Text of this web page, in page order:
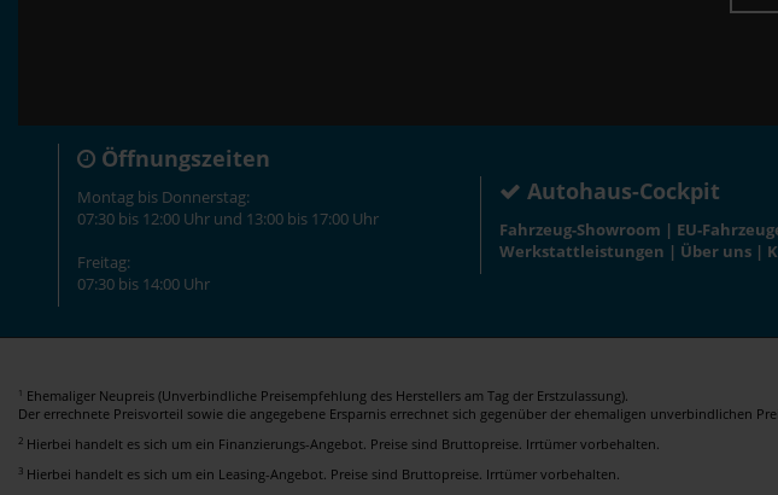
Öffnungszeiten
Montag bis Donnerstag:
07:30 bis 12:00 Uhr und 13:00 bis 17:00 Uhr
Freitag:
07:30 bis 14:00 Uhr
Autohaus-Cockpit
Fahrzeug-Showroom | EU-
Werkstattleistungen | Über uns |
1 Ehemaliger Neupreis (Unverbindliche Preisempfehlung des Herstellers am Tag der Erstzulassung).
Der errechnete Preisvorteil sowie die angegebene Ersparnis errechnet sich gegenüber der ehemaligen unverbindlichen
2 Hierbei handelt es sich um ein Finanzierungs-Angebot. Preise sind Bruttopreise. Irrtümer vorbehalten.
3 Hierbei handelt es sich um ein Leasing-Angebot. Preise sind Bruttopreise. Irrtümer vorbehalten.